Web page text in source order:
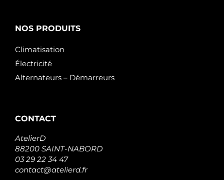
NOS PRODUITS
Climatisation
Électricité
Alternateurs – Démarreurs
CONTACT
AtelierD
88200 SAINT-NABORD
03 29 22 34 47
contact@atelierd.fr